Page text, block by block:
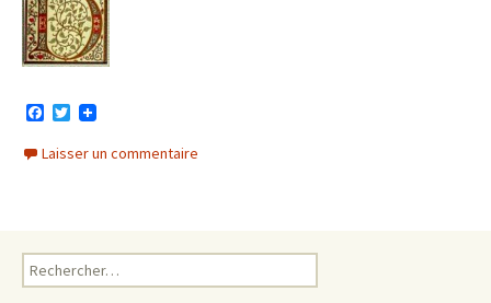
c
e
T
i
t
Laisser un commentaire
Rechercher :